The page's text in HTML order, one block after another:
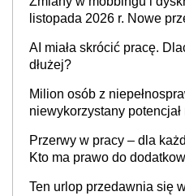
listopada 2026 r. Nowe
AI miała skrócić pracę.
dłużej?
Milion osób z
niewykorzystany
refundacji, ale bariery po
świadomości
Przerwy w pracy – dla
Kto ma prawo do
Ten urlop przedawnia się